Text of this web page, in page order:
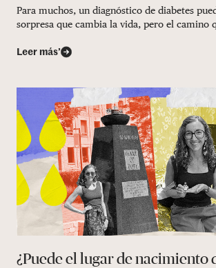
Para muchos, un diagnóstico de diabetes
sorpresa que cambia la vida, pero el camino
Leer más’
¿Puede el lugar de nacimiento